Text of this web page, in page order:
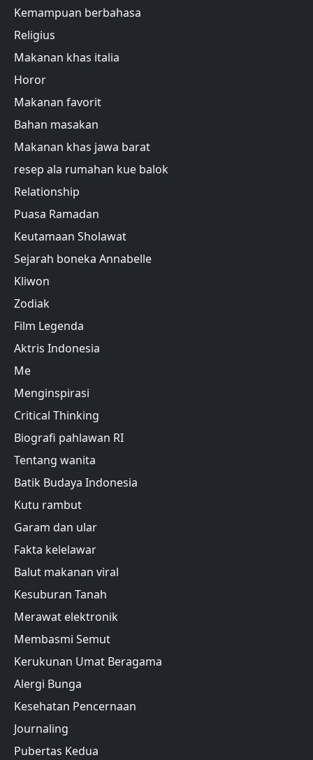
Kemampuan berbahasa
Religius
Makanan khas italia
Horor
Makanan favorit
Bahan masakan
Makanan khas jawa barat
resep ala rumahan kue balok
Relationship
Puasa Ramadan
Keutamaan Sholawat
Sejarah boneka Annabelle
Kliwon
Zodiak
Film Legenda
Aktris Indonesia
Me
Menginspirasi
Critical Thinking
Biografi pahlawan RI
Tentang wanita
Batik Budaya Indonesia
Kutu rambut
Garam dan ular
Fakta kelelawar
Balut makanan viral
Kesuburan Tanah
Merawat elektronik
Membasmi Semut
Kerukunan Umat Beragama
Alergi Bunga
Kesehatan Pencernaan
Journaling
Pubertas Kedua